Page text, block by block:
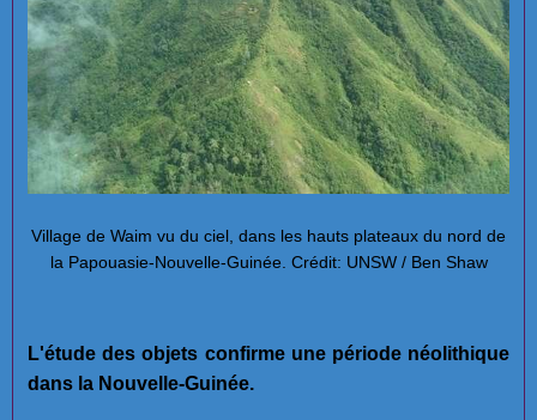
Village de Waim vu du ciel, dans les hauts plateaux du nord de
la Papouasie-Nouvelle-Guinée. Crédit: UNSW / Ben Shaw
L'étude des objets confirme une période néolithique
dans la Nouvelle-Guinée.